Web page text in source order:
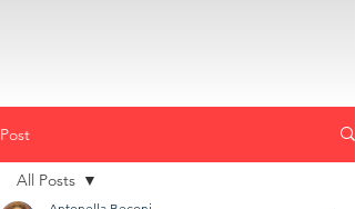
Post
All Posts